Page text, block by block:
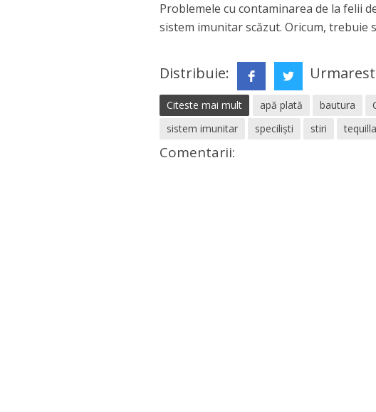
Problemele cu contaminarea de la felii
sistem imunitar scăzut. Oricum, trebuie
Distribuie:
Citeste mai mult apă plată bautura
sistem imunitar
specilişti stiri tequilla
Comentarii: